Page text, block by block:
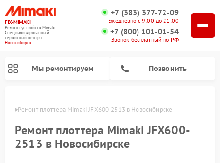
FIX-MIMAKI
Ремонт устройств Mimaki
Специализированный
cервисный центр г.
Новосибирск
+7 (383) 377-72-09
Ежедневно с 9:00 до 21:00
+7 (800) 101-01-54
Звонок бесплатный по РФ
Мы ремонтируем Позвонить
Ремонт плоттера Mimaki JFX600-2513 в Новосибирске
Ремонт плоттера Mimaki JFX600-
2513 в Новосибирске